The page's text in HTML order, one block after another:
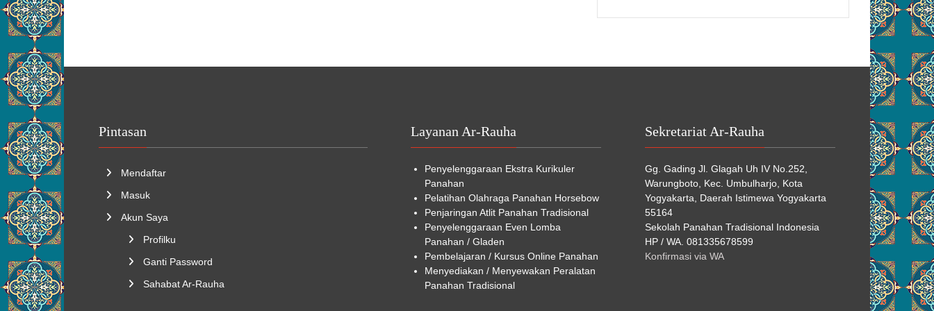
Pintasan
Mendaftar
Masuk
Akun Saya
Profilku
Ganti Password
Sahabat Ar-Rauha
Layanan Ar-Rauha
Penyelenggaraan Ekstra Kurikuler
Panahan
Pelatihan Olahraga Panahan Horsebow
Penjaringan Atlit Panahan Tradisional
Penyelenggaraan Even Lomba
Panahan / Gladen
Pembelajaran / Kursus Online Panahan
Menyediakan / Menyewakan Peralatan
Panahan Tradisional
Sekretariat Ar-Rauha
Gg. Gading Jl. Glagah Uh IV No.252,
Warungboto, Kec. Umbulharjo, Kota
Yogyakarta, Daerah Istimewa Yogyakarta
55164
Sekolah Panahan Tradisional Indonesia
HP / WA. 081335678599
Konfirmasi via WA